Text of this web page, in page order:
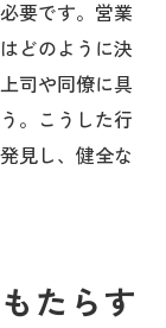
要です。営業
どのように決
司や同僚に具
。こうした行
見し、健全な
たらす